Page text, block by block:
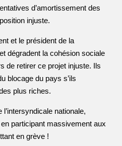
d’amortissement des
injuste.
et le président de la
dégradent la cohésion sociale
de retirer ce projet injuste. Ils
blocage du pays s’ils
plus riches.
l’intersyndicale nationale,
participant massivement aux
en grève !